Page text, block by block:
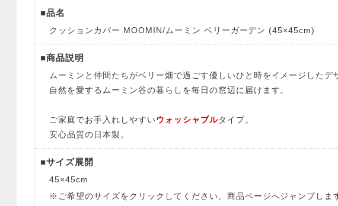
Disney（ディズニー）
ずっと使えるプロジェクト
MILK HOME（ミルクホーム）
HOME
DESIGN LIFE
Piece
ミラーレースカーテンとは？
■品名
クッションカバー MOOMIN/ムーミン ベリーガーデン (45×45cm)
■商品説明
ムーミンと仲間たちがベリー畑で過ごす優しいひと時をイメージしたデ
自然を愛するムーミン谷の暮らしを毎日の窓辺に届けます。
ご家庭でお手入れしやすいウォッシャブルタイプ。
安心品質の日本製。
■サイズ展開
45×45cm
※ご希望のサイズをクリックしてください。商品ページへジャンプしま